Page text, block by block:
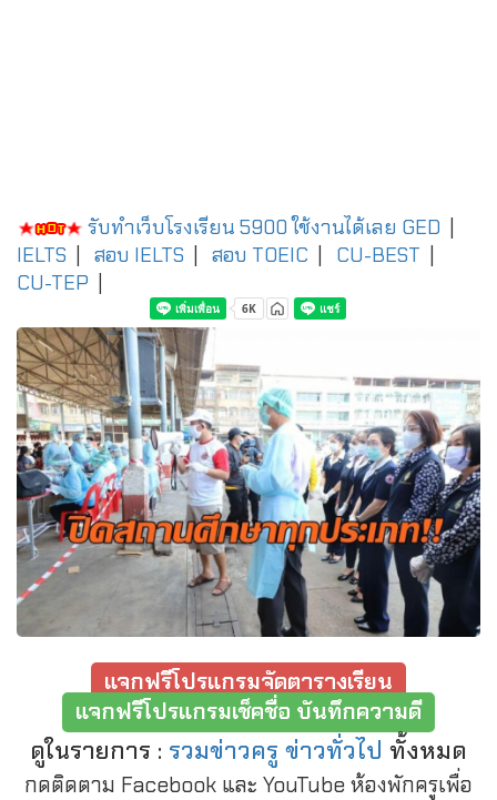
รับทำเว็บโรงเรียน 5900 ใช้งานได้เลย GED
IELTS
สอบ IELTS สอบ TOEIC CU-BEST
CU-TEP
แจกฟรีโปรแกรมจัดตารางเรียน
แจกฟรีโปรแกรมเช็คชื่อ บันทึกความดี
ดูในรายการ : รวมข่าวครู ข่าวทั่วไป ทั้งหมด
กดติดตาม Facebook และ YouTube ห้องพักครูเพื่อ